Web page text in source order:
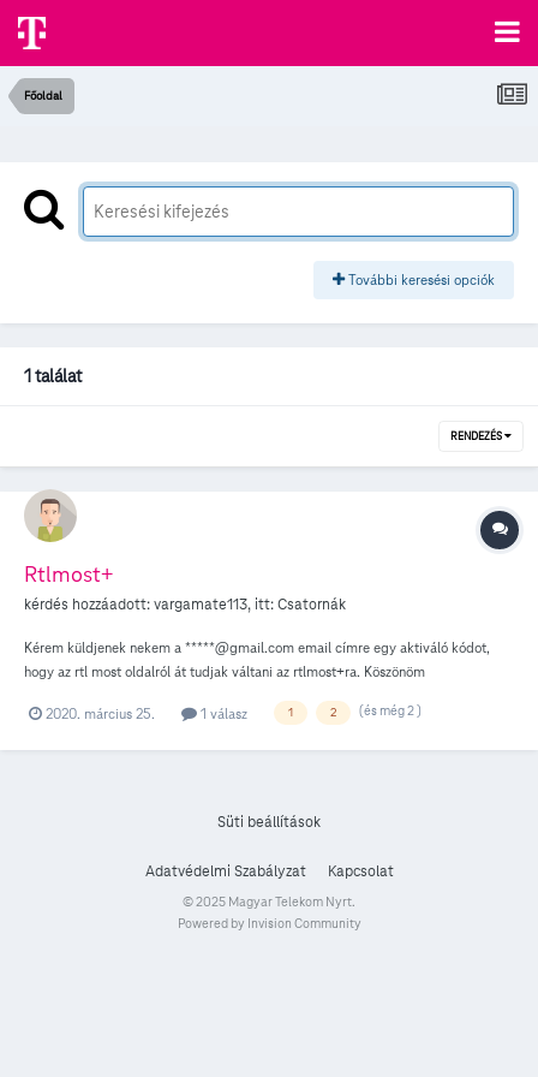
Főoldal
További keresési opciók
1 találat
RENDEZÉS
Rtlmost+
kérdés hozzáadott:vargamate113, itt:Csatornák
Kérem küldjenek nekem a *****@gmail.com email címre egy aktiváló kódot,
hogy az rtl most oldalról át tudjak váltani az rtlmost+ra. Köszönöm
2020. március 25. 1 válasz 1 2 (és még 2 )
Süti beállítások
Adatvédelmi Szabályzat Kapcsolat
© 2025 Magyar Telekom Nyrt.
Powered by Invision Community